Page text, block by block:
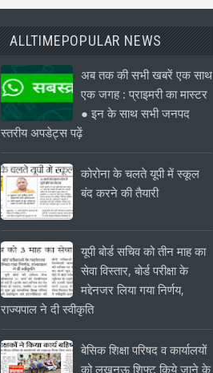
ALLTIMEPOPULAR NEWS
अब तक की सभी खबरें एक साथ
एक जगह : प्राइमरी का मास्टर
● इन के साथ सभी जनपद
स्तरीय अपडेट्स पढ़ें
कोरोना के चलते यूपी में स्कूल
बंद करने की तैयारी
यूपी बोर्ड सचिव को तीन माह का
सेवा विस्तार, बोर्ड परीक्षा के
मद्देनजर लिया गया निर्णय,
राज्यपाल ने दी स्वीकृति
बेसिक शिक्षा परिषद व कार्यालयों
को लखनऊ शिफ्ट किये जाने के